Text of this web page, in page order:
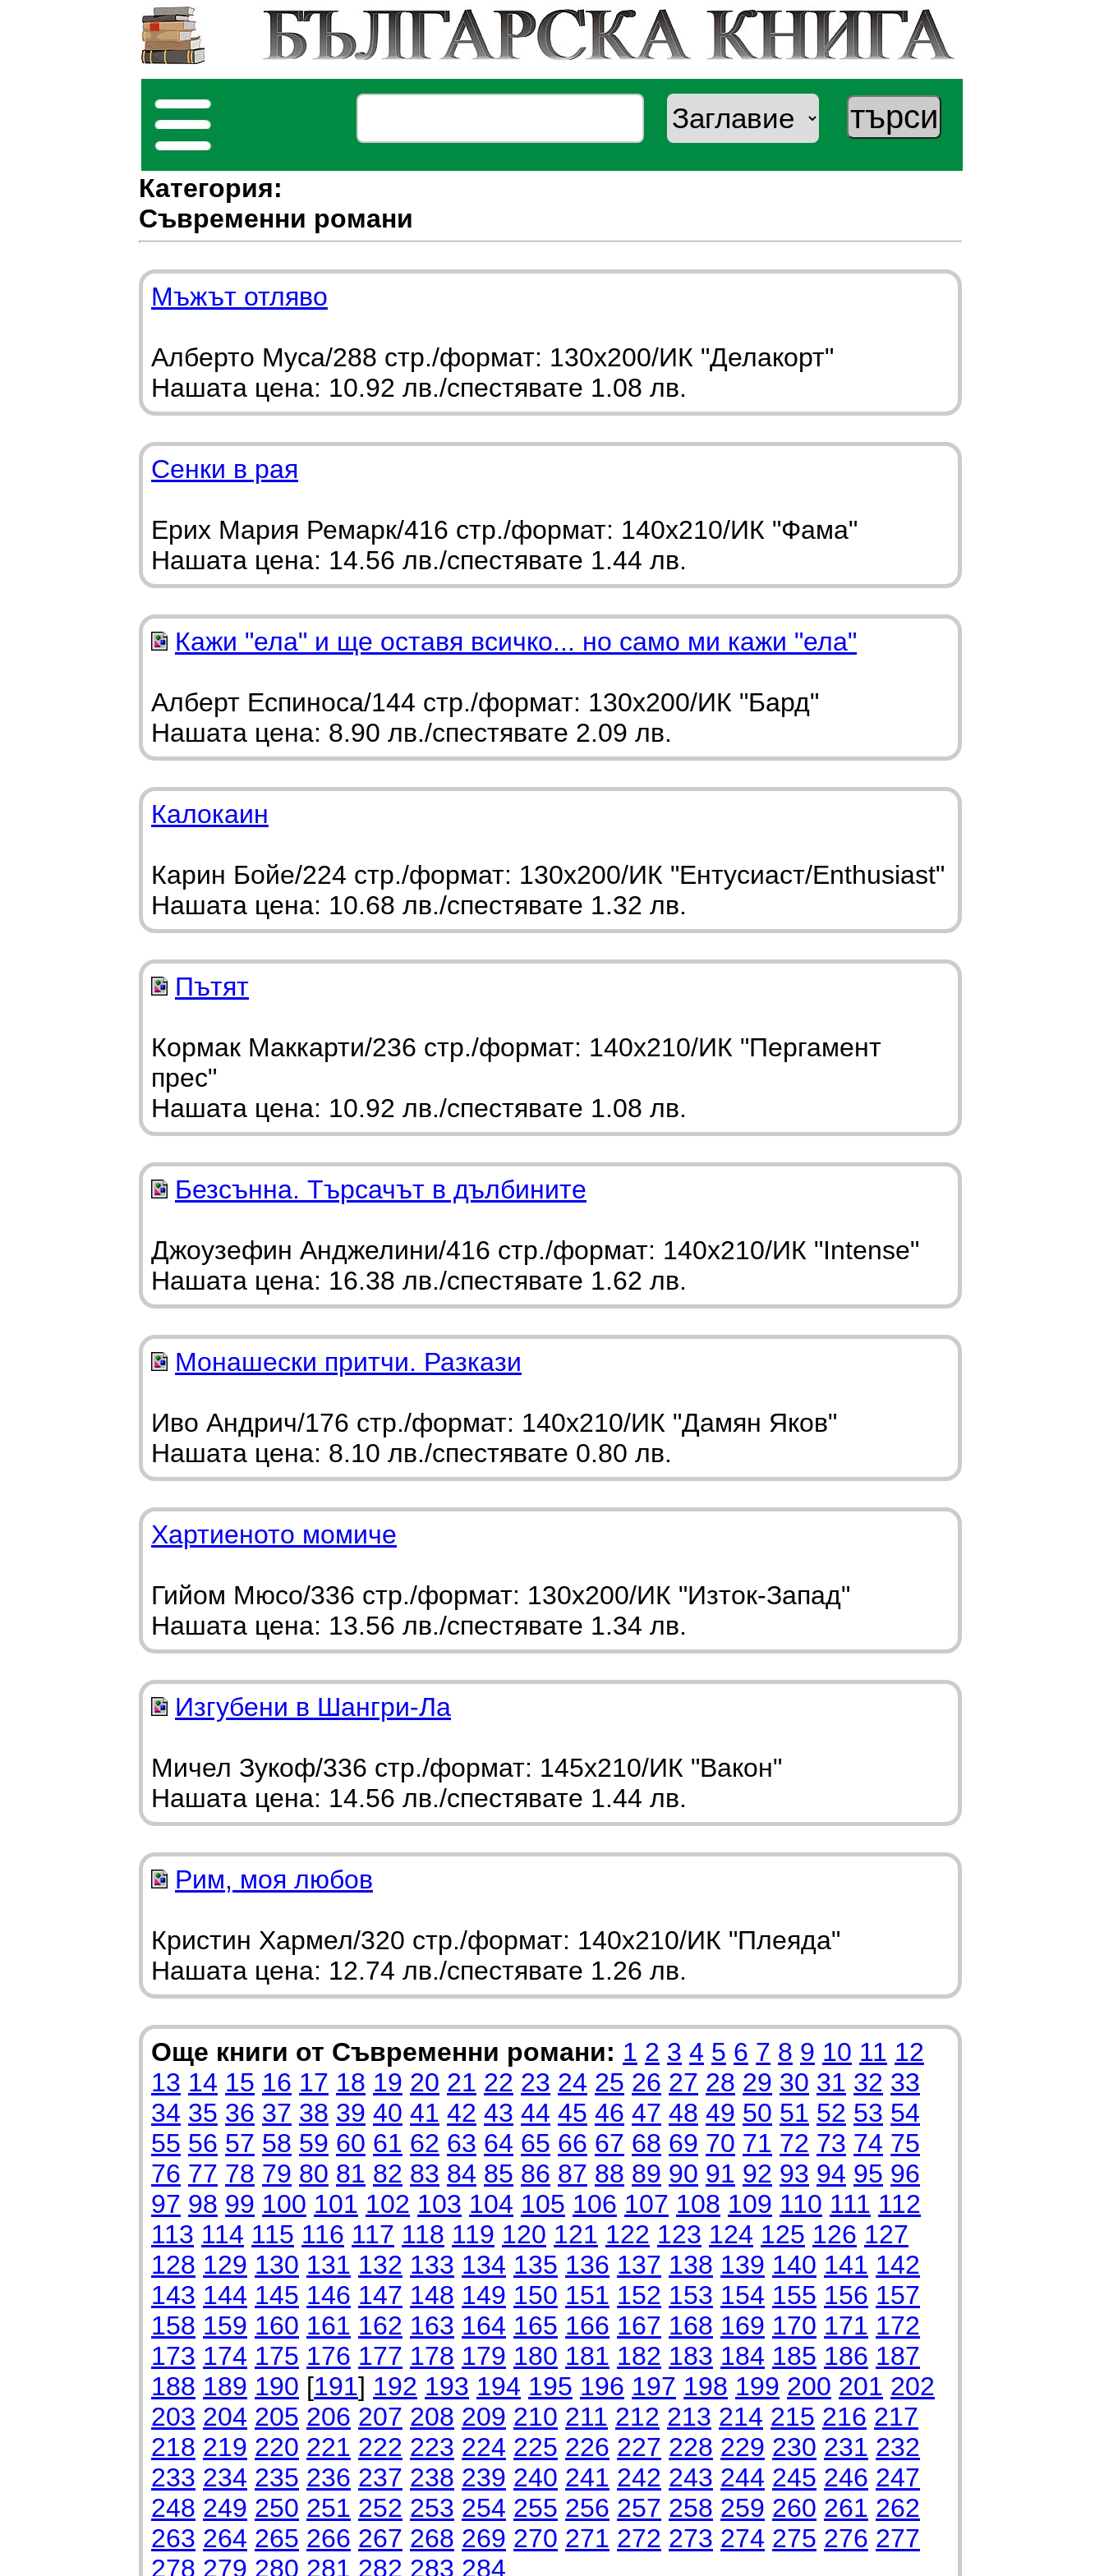
Категория:
Съвременни романи
Мъжът отляво
Алберто Муса/288 стр./формат: 130х200/ИК "Делакорт"
Нашата цена: 10.92 лв./спестявате 1.08 лв.
Сенки в рая
Ерих Мария Ремарк/416 стр./формат: 140х210/ИК "Фама"
Нашата цена: 14.56 лв./спестявате 1.44 лв.
Кажи "ела" и ще оставя всичко... но само ми кажи "ела"
Алберт Еспиноса/144 стр./формат: 130х200/ИК "Бард"
Нашата цена: 8.90 лв./спестявате 2.09 лв.
Калокаин
Карин Бойе/224 стр./формат: 130х200/ИК "Ентусиаст/Enthusiast"
Нашата цена: 10.68 лв./спестявате 1.32 лв.
Пътят
Кормак Маккарти/236 стр./формат: 140х210/ИК "Пергамент
прес"
Нашата цена: 10.92 лв./спестявате 1.08 лв.
Безсънна. Търсачът в дълбините
Джоузефин Анджелини/416 стр./формат: 140х210/ИК "Intense"
Нашата цена: 16.38 лв./спестявате 1.62 лв.
Монашески притчи. Разкази
Иво Андрич/176 стр./формат: 140х210/ИК "Дамян Яков"
Нашата цена: 8.10 лв./спестявате 0.80 лв.
Хартиеното момиче
Гийом Мюсо/336 стр./формат: 130х200/ИК "Изток-Запад"
Нашата цена: 13.56 лв./спестявате 1.34 лв.
Изгубени в Шангри-Ла
Мичел Зукоф/336 стр./формат: 145х210/ИК "Вакон"
Нашата цена: 14.56 лв./спестявате 1.44 лв.
Рим, моя любов
Кристин Хармел/320 стр./формат: 140х210/ИК "Плеяда"
Нашата цена: 12.74 лв./спестявате 1.26 лв.
Още книги от Съвременни романи: 1 2 3 4 5 6 7 8 9 10 11 12
13 14 15 16 17 18 19 20 21 22 23 24 25 26 27 28 29 30 31 32 33
34 35 36 37 38 39 40 41 42 43 44 45 46 47 48 49 50 51 52 53 54
55 56 57 58 59 60 61 62 63 64 65 66 67 68 69 70 71 72 73 74 75
76 77 78 79 80 81 82 83 84 85 86 87 88 89 90 91 92 93 94 95 96
97 98 99 100 101 102 103 104 105 106 107 108 109 110 111 112
113 114 115 116 117 118 119 120 121 122 123 124 125 126 127
128 129 130 131 132 133 134 135 136 137 138 139 140 141 142
143 144 145 146 147 148 149 150 151 152 153 154 155 156 157
158 159 160 161 162 163 164 165 166 167 168 169 170 171 172
173 174 175 176 177 178 179 180 181 182 183 184 185 186 187
188 189 190 [191] 192 193 194 195 196 197 198 199 200 201 202
203 204 205 206 207 208 209 210 211 212 213 214 215 216 217
218 219 220 221 222 223 224 225 226 227 228 229 230 231 232
233 234 235 236 237 238 239 240 241 242 243 244 245 246 247
248 249 250 251 252 253 254 255 256 257 258 259 260 261 262
263 264 265 266 267 268 269 270 271 272 273 274 275 276 277
278 279 280 281 282 283 284